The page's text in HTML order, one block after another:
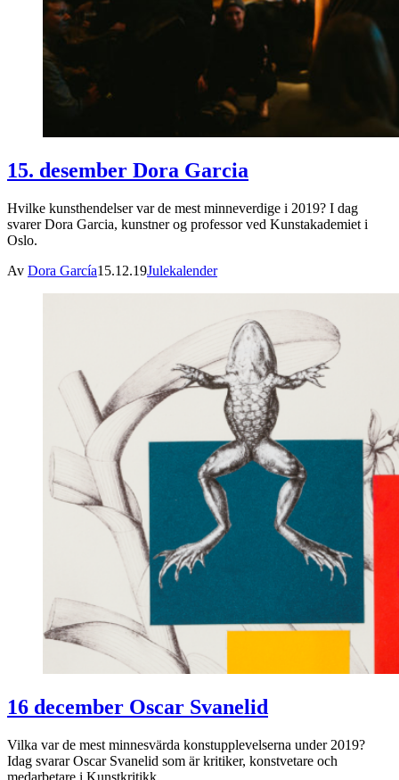
15. desember Dora Garcia
Hvilke kunsthendelser var de mest minneverdige i 2019? I dag
svarer Dora Garcia, kunstner og professor ved Kunstakademiet i
Oslo.
Av Dora García15.12.19Julekalender
16 december Oscar Svanelid
Vilka var de mest minnesvärda konstupplevelserna under 2019?
Idag svarar Oscar Svanelid som är kritiker, konstvetare och
medarbetare i Kunstkritikk.